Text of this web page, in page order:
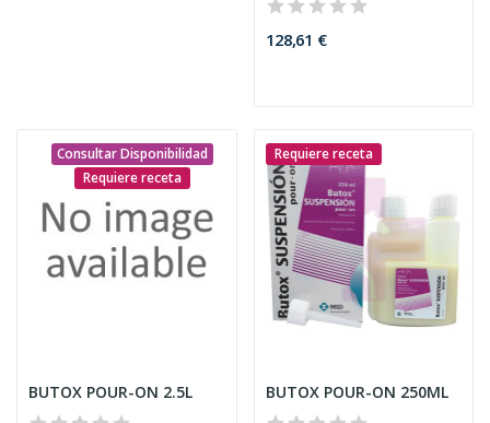
128,61 €
Consultar Disponibilidad
Requiere receta
BUTOX POUR-ON 2.5L
Requiere receta
BUTOX POUR-ON 250ML